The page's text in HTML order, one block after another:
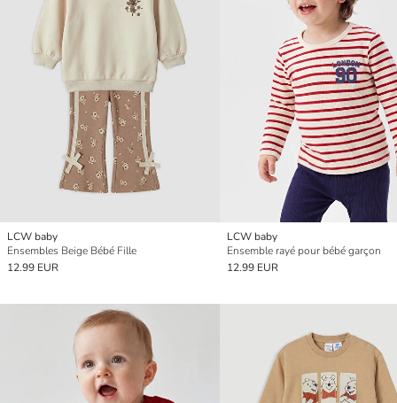
LCW baby
Ensembles Beige Bébé Fille
12.99 EUR
LCW baby
Ensemble rayé pour bébé garçon
12.99 EUR